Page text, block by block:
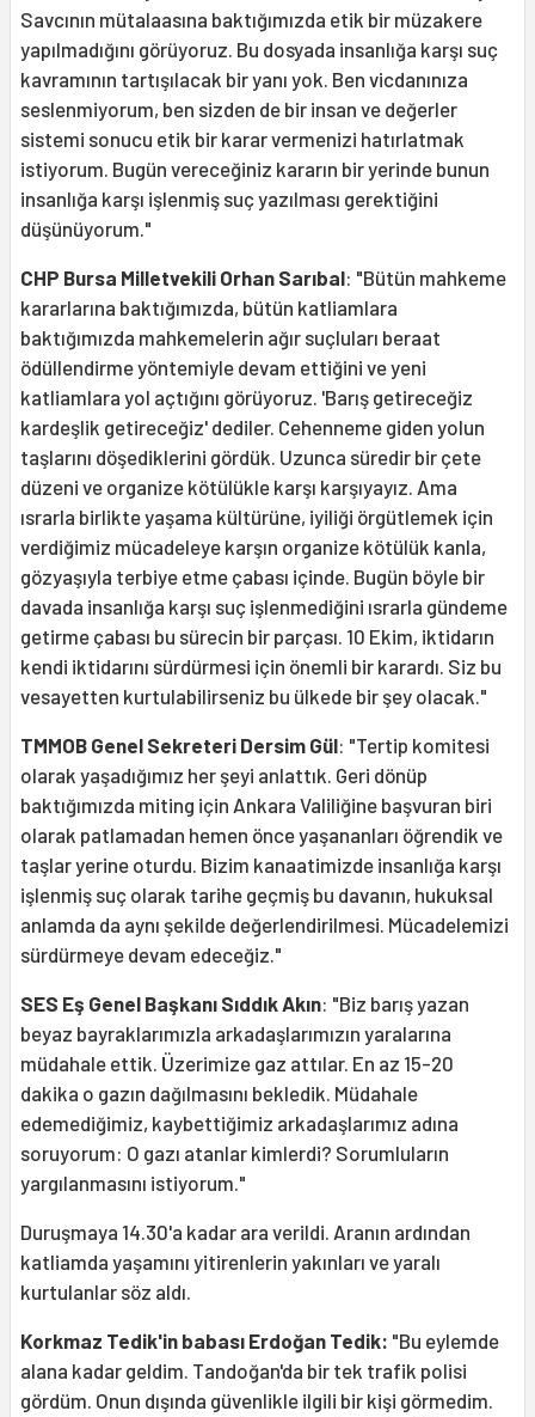
Savcının mütalaasına baktığımızda etik bir müzakere
yapılmadığını görüyoruz. Bu dosyada insanlığa karşı suç
kavramının tartışılacak bir yanı yok. Ben vicdanınıza
seslenmiyorum, ben sizden de bir insan ve değerler
sistemi sonucu etik bir karar vermenizi hatırlatmak
istiyorum. Bugün vereceğiniz kararın bir yerinde bunun
insanlığa karşı işlenmiş suç yazılması gerektiğini
düşünüyorum."
CHP Bursa Milletvekili Orhan Sarıbal: "Bütün mahkeme
kararlarına baktığımızda, bütün katliamlara
baktığımızda mahkemelerin ağır suçluları beraat
ödüllendirme yöntemiyle devam ettiğini ve yeni
katliamlara yol açtığını görüyoruz. 'Barış getireceğiz
kardeşlik getireceğiz' dediler. Cehenneme giden yolun
taşlarını döşediklerini gördük. Uzunca süredir bir çete
düzeni ve organize kötülükle karşı karşıyayız. Ama
ısrarla birlikte yaşama kültürüne, iyiliği örgütlemek için
verdiğimiz mücadeleye karşın organize kötülük kanla,
gözyaşıyla terbiye etme çabası içinde. Bugün böyle bir
davada insanlığa karşı suç işlenmediğini ısrarla gündeme
getirme çabası bu sürecin bir parçası. 10 Ekim, iktidarın
kendi iktidarını sürdürmesi için önemli bir karardı. Siz bu
vesayetten kurtulabilirseniz bu ülkede bir şey olacak."
TMMOB Genel Sekreteri Dersim Gül: "Tertip komitesi
olarak yaşadığımız her şeyi anlattık. Geri dönüp
baktığımızda miting için Ankara Valiliğine başvuran biri
olarak patlamadan hemen önce yaşananları öğrendik ve
taşlar yerine oturdu. Bizim kanaatimizde insanlığa karşı
işlenmiş suç olarak tarihe geçmiş bu davanın, hukuksal
anlamda da aynı şekilde değerlendirilmesi. Mücadelemizi
sürdürmeye devam edeceğiz."
SES Eş Genel Başkanı Sıddık Akın: "Biz barış yazan
beyaz bayraklarımızla arkadaşlarımızın yaralarına
müdahale ettik. Üzerimize gaz attılar. En az 15-20
dakika o gazın dağılmasını bekledik. Müdahale
edemediğimiz, kaybettiğimiz arkadaşlarımız adına
soruyorum: O gazı atanlar kimlerdi? Sorumluların
yargılanmasını istiyorum."
Duruşmaya 14.30'a kadar ara verildi. Aranın ardından
katliamda yaşamını yitirenlerin yakınları ve yaralı
kurtulanlar söz aldı.
Korkmaz Tedik'in babası Erdoğan Tedik: "Bu eylemde
alana kadar geldim. Tandoğan'da bir tek trafik polisi
gördüm. Onun dışında güvenlikle ilgili bir kişi görmedim.